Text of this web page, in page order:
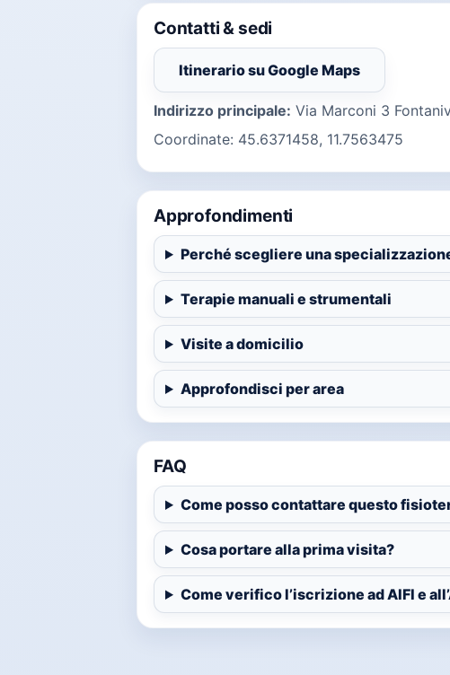
Contatti & sedi
Itinerario su Google Maps
(si apre in una nuova
Indirizzo principale: Via Marconi 3
Coordinate: 45.6371458, 11.7563475
Approfondimenti
Perché scegliere una
Terapie manuali e strumentali
Visite a domicilio
Approfondisci per area
FAQ
Come posso contattare questo
Cosa portare alla prima visita?
Come verifico l’iscrizione ad AIFI e